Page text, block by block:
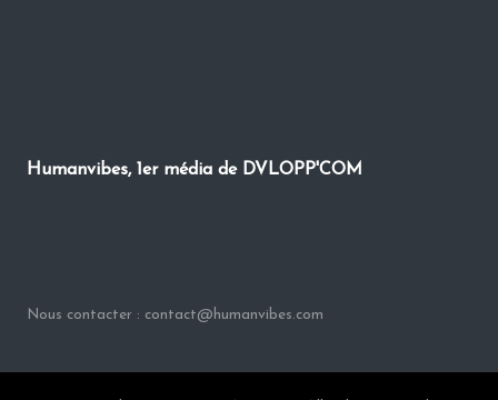
Humanvibes, 1er média de DVLOPP'COM
Nous contacter : contact@humanvibes.com